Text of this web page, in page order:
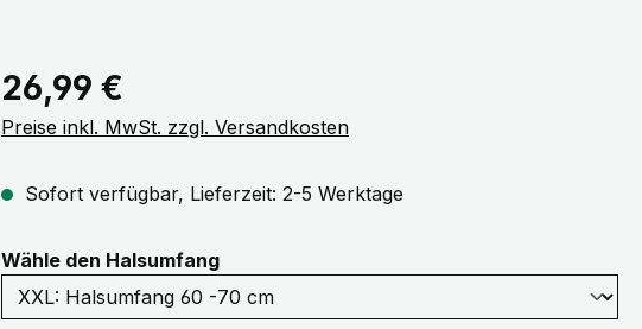
Regulärer Preis:
26,99 €
Preise inkl. MwSt. zzgl. Versandkosten
Sofort verfügbar, Lieferzeit: 2-5 Werktage
Wähle den Halsumfangauswählen